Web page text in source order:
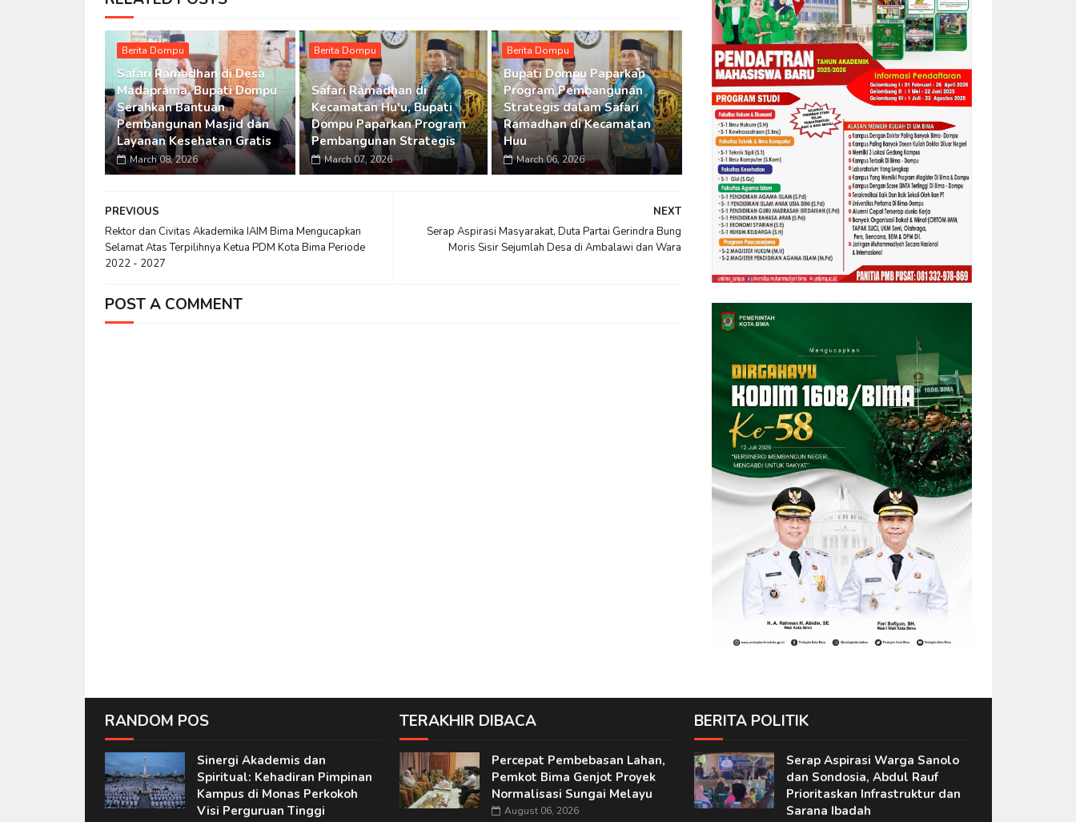
Berita Dompu
Safari Ramadhan di Desa
Madaprama, Bupati Dompu
Serahkan Bantuan
Pembangunan Masjid dan
Layanan Kesehatan Gratis
March 08, 2026
Berita Dompu
Safari Ramadhan di
Kecamatan Hu'u, Bupati
Dompu Paparkan Program
Pembangunan Strategis
March 07, 2026
Berita Dompu
Bupati Dompu Paparkan
Program Pembangunan
Strategis dalam Safari
Ramadhan di Kecamatan
Huu
March 06, 2026
NEXT
Serap Aspirasi Masyarakat, Duta Partai Gerindra Bung
Moris Sisir Sejumlah Desa di Ambalawi dan Wara
PREVIOUS
Rektor dan Civitas Akademika IAIM Bima Mengucapkan
Selamat Atas Terpilihnya Ketua PDM Kota Bima Periode
2022 - 2027
POST A COMMENT
RANDOM POS
Sinergi Akademis dan
Spiritual: Kehadiran Pimpinan
Kampus di Monas Perkokoh
Visi Perguruan Tinggi
TERAKHIR DIBACA
Percepat Pembebasan Lahan,
Pemkot Bima Genjot Proyek
Normalisasi Sungai Melayu
August 06, 2026
BERITA POLITIK
Serap Aspirasi Warga Sanolo
dan Sondosia, Abdul Rauf
Prioritaskan Infrastruktur dan
Sarana Ibadah